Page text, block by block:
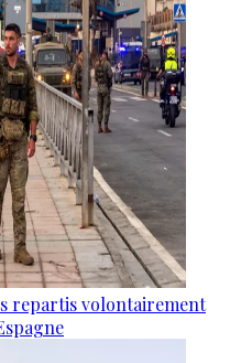
repartis volontairement